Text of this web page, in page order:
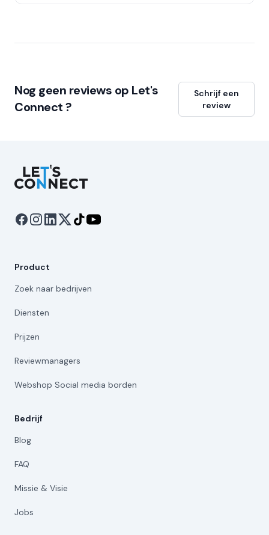
Nog geen reviews op Let's
Connect ?
Schrijf een
review
Let's Connect
Product
Zoek naar bedrijven
Diensten
Prijzen
Reviewmanagers
Webshop Social media borden
Bedrijf
Blog
FAQ
Missie & Visie
Jobs